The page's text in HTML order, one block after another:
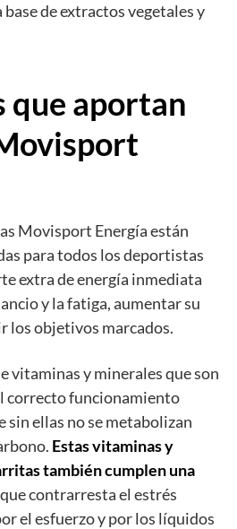
de extractos vegetales y
aportan
Movisport Energíaestán
para todos los deportistas
extra de energía inmediata
y la fatiga, aumentar su
los objetivos marcados.
vitaminas y minerales que son
correcto funcionamiento
sin ellas no se metabolizan
Estas vitaminas y
también cumplen una
que contrarresta el estrés
el esfuerzo y por los líquidos